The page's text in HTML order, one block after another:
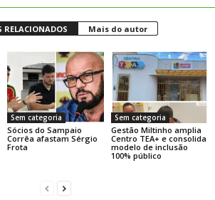
RELACIONADOS Mais do autor
Sem categoria
Sócios do Sampaio
Corrêa afastam Sérgio
Frota
Sem categoria
Gestão Miltinho amplia
Centro TEA+ e consolida
modelo de inclusão
100% público